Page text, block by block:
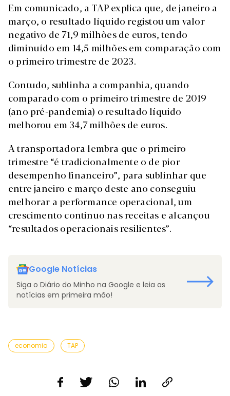
Em comunicado, a TAP explica que, de janeiro a
março, o resultado líquido registou um valor
negativo de 71,9 milhões de euros, tendo
diminuído em 14,5 milhões em comparação com
o primeiro trimestre de 2023.
Contudo, sublinha a companhia, quando
comparado com o primeiro trimestre de 2019
(ano pré-pandemia) o resultado líquido
melhorou em 34,7 milhões de euros.
A transportadora lembra que o primeiro
trimestre “é tradicionalmente o de pior
desempenho financeiro”, para sublinhar que
entre janeiro e março deste ano conseguiu
melhorar a performance operacional, um
crescimento continuo nas receitas e alcançou
“resultados operacionais resilientes”.
Google Notícias
Siga o Diário do Minho na Google e leia as
notícias em primeira mão!
economia TAP